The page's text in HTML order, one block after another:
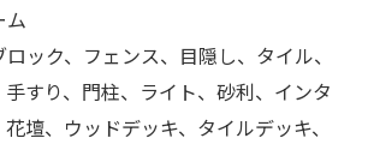
ム
ック、フェンス、目隠し、タイル、
すり、門柱、ライト、砂利、インタ
壇、ウッドデッキ、タイルデッキ、